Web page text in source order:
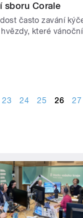
sboru Corale
často zavání
které
23 24 25 26 27